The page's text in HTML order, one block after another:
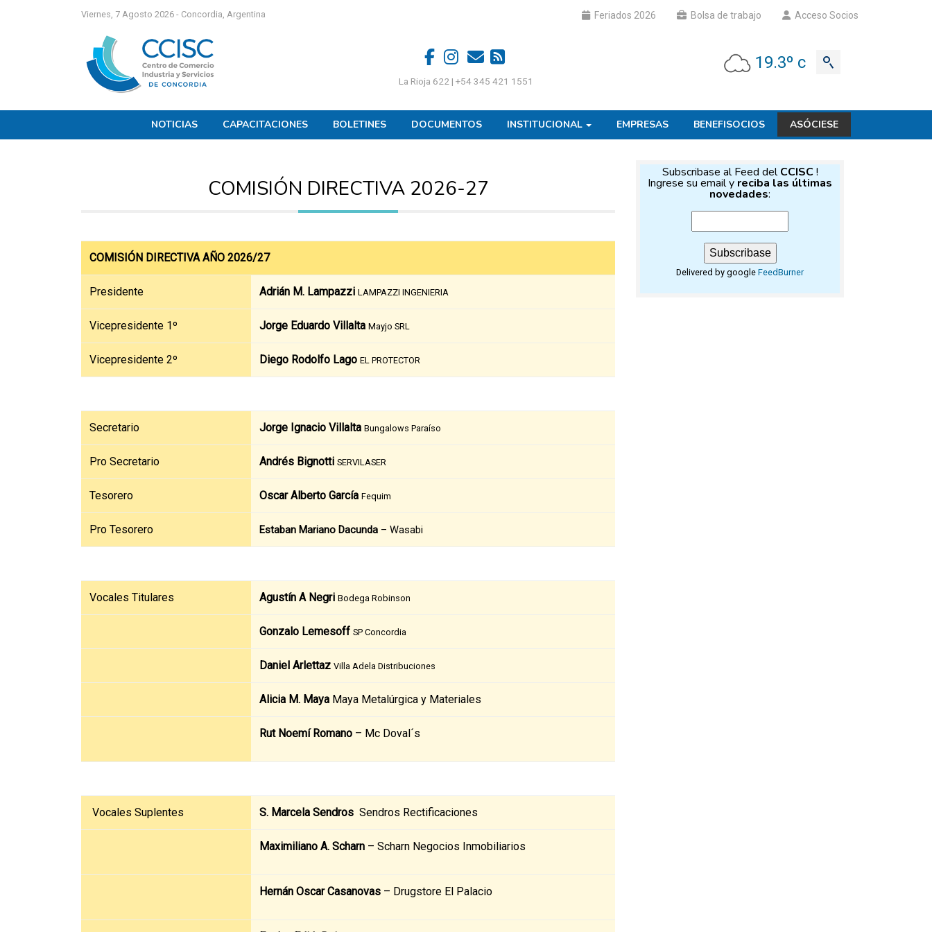
Viernes, 7 Agosto 2026 - Concordia, Argentina Acceso Socios
Bolsa de trabajo
Feriados 2026
La Rioja 622 | +54 345 421 1551
19.3º c
NOTICIAS CAPACITACIONES BOLETINES DOCUMENTOS INSTITUCIONAL EMPRESAS BENEFISOCIOS ASÓCIESE
COMISIÓN DIRECTIVA 2026-27
COMISIÓN DIRECTIVA AÑO 2026/27
Presidente Adrián M. Lampazzi LAMPAZZI INGENIERIA
Vicepresidente 1º Jorge Eduardo Villalta Mayjo SRL
Vicepresidente 2º Diego Rodolfo Lago EL PROTECTOR
Secretario Jorge Ignacio Villalta Bungalows Paraíso
Pro Secretario Andrés Bignotti SERVILASER
Tesorero Oscar Alberto García Fequim
Pro Tesorero Estaban Mariano Dacunda – Wasabi
Vocales Titulares Agustín A Negri Bodega Robinson
Gonzalo Lemesoff SP Concordia
Daniel Arlettaz Villa Adela Distribuciones
Alicia M. Maya Maya Metalúrgica y Materiales
Rut Noemí Romano – Mc Doval´s
Vocales Suplentes S. Marcela Sendros Sendros Rectificaciones
Maximiliano A. Scharn – Scharn Negocios Inmobiliarios
Hernán Oscar Casanovas – Drugstore El Palacio
Subscribase al Feed delCCISC!
Ingrese su email y reciba las últimas
novedades:
Delivered by google FeedBurner